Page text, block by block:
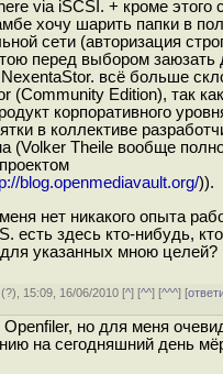
via iSCSI. + кроме этого
хочу шарить папки в
сети (авторизация
перед выбором заюзать
всё больше
(Community Edition), так
корпоративного
в коллективе
(Volker Theile вообще
blog.openmediavault.org/)).
нет никакого опыта
есть здесь кто-нибудь,
указанных мною целей?
(?), 15:09, 16/06/2010 [^] [^^] [^^^] [
но для меня
на сегодняшний день